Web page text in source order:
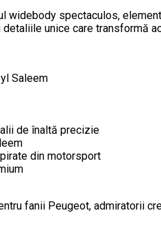
widebody spectaculos,
unice care transformă
Saleem
de înaltă precizie
din motorsport
fanii Peugeot, admiratorii